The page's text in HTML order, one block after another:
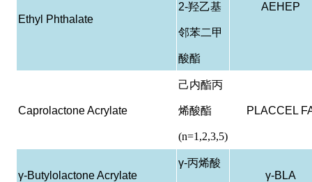
Ethyl Phthalate
2-羟乙基
邻苯二甲
酸酯
AEHEP
Caprolactone Acrylate
己内酯丙
烯酸酯
(n=1,2,3,5)
PLACCEL
γ-Butylolactone Acrylate
γ-丙烯酸
γ-BLA